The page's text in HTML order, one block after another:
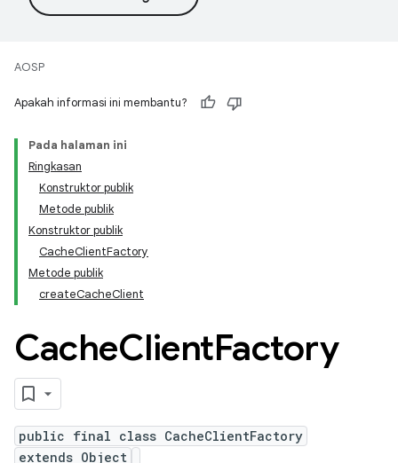
AOSP
Apakah informasi ini membantu?
Pada halaman ini
Ringkasan
Konstruktor publik
Metode publik
Konstruktor publik
CacheClientFactory
Metode publik
createCacheClient
CacheClientFactory
public final class CacheClientFactory
extends Object